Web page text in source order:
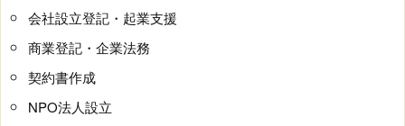
会社設立登記・起業支援
商業登記・企業法務
契約書作成
NPO法人設立